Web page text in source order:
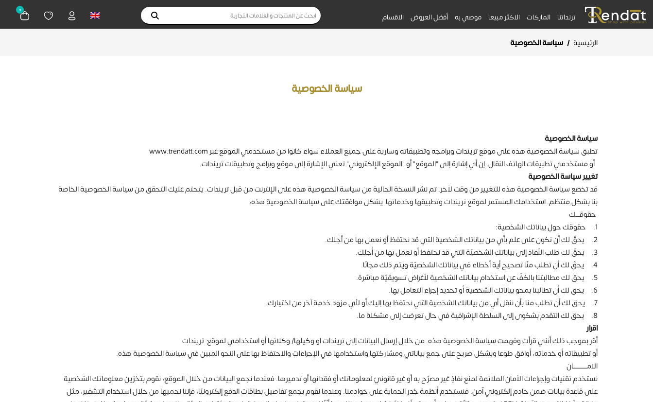
ترنداتنا الماركات الاكثر مبيعا موصي به أفضل العروض الاقسام
0
الرئيسية / سياسة الخصوصية
سياسة الخصوصية
سياسة الخصوصية‎
تطبق سياسة الخصوصية هذه على موقع تريندات وبرامجه وتطبيقاته وسارية على جميع العملاء سواء كانوا من مستخدمي الموقع عبر www.trendatt.com
أو مستخدمي تطبيقات الهاتف النقال. إن أي إشارة إلى "الموقع" أو "الموقع الإلكتروني" تعني الإشارة إلى موقع وبرامج وتطبيقات تريندات.
تغيير سياسة الخصوصية
قد تخضع سياسة الخصوصية هذه للتغيير من وقت لآخر. تم نشر النسخة الحالية من سياسة الخصوصية هذه على الإنترنت من قبل تريندات. يتحتم عليك التحقق من سياسة الخصوصية الخاصة
بنا بشكل منتظم. استخدامك المستمر لموقع تريندات وتطبيقها وخدماتها يشكل موافقتك على سياسة الخصوصية هذه،
حقوقــــك
1. حقوقك حول بياناتك الشخصية:
2. يحقّ لك أن تكون على علم بأي من بياناتك الشخصية التي قد نحتفظ أو نعمل بها من أجلك.
3. يحقّ لك طلب النّفاذ إلى بياناتك الشخصيّة التي قد نحتفظ أو نعمل بها من أجلك.
4. يحقّ لك أن تطلب منّا تصحيح أية أخطاء في بياناتك الشخصيّة ويتم ذلك مجانًا.
5. يحق لك مطالبتنا بالكفّ عن استخدام بياناتك الشخصية لأغراض تسويقيّة مباشرة.
6. يحق لك أن تطالبنا بمحو بياناتك الشخصية أو تحديد إجراء التعامل بها.
7. يحق لك أن تطلب منا بأن ننقل أي من بياناتك الشخصية التي نحتفظ بها إليك أو لأي مزود خدمة آخر من اختيارك.
8. يحق لك التقدم بشكوى إلى السلطة الإشرافية في حال تعرضت إلى مشكلة ما.
اقرار
أقر بموجب ذلك أنني قرأت وفهمت سياسة الخصوصية هذه. من خلال إرسال البيانات إلى تريندات او وكيلها/ وكلائها أو استخدامي لموقع تريندات
أو تطبيقاته أو خدماته، أوافق طوعا وبشكل صريح على جمع بياناتي ومشاركتها واستخدامها في الإجراءات والاحتفاظ بها على النحو المبين في سياسة الخصوصية هذه.
الامــــــــــــــان
نستخدم تقنيات وإجراءات الأمان الملائمة لمنع نفاذٍ غير مصرّح به أو غير قانونيّ لمعلوماتك أو فقدانها أو تدميرها. فعندما نجمع البيانات من خلال الموقع، نقوم بتخزين معلوماتك الشخصية
على قاعدة بيانات ضمن خادم إلكتروني آمن. فنستخدم أنظمة جُدر الحماية على خوادمنا. وعندما نقوم بجمع تفاصيل بطاقات الدفع إلكترونيًا، فإننا نحميها من خلال استخدام التشفير، مثل